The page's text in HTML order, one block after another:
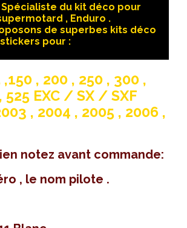
Spécialiste du kit déco pour
, Enduro .
de superbes kits déco
pour :
, 200 , 250 , 300 ,
525 EXC / SX / SXF
, 2004 , 2005 , 2006 ,
notez avant commande:
, le nom pilote .